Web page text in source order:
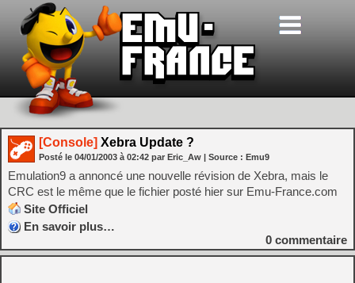
[Console] Xebra Update ?
Posté le 04/01/2003 à 02:42 par Eric_Aw | Source : Emu9
Emulation9 a annoncé une nouvelle révision de Xebra, mais le
CRC est le même que le fichier posté hier sur Emu-France.com
Site Officiel
En savoir plus…
0 commentaire